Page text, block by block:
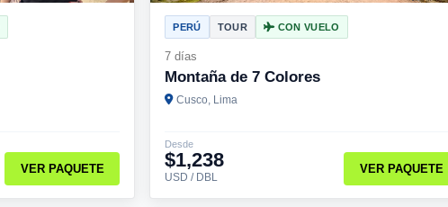
VER PAQUETE
PERÚ TOUR CON VUELO
7 días
Montaña de 7 Colores
Cusco, Lima
Desde
$1,238
USD / DBL
VER PAQUETE